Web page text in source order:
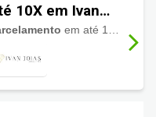
10X em Ivan
em até 10 vezes sem juros